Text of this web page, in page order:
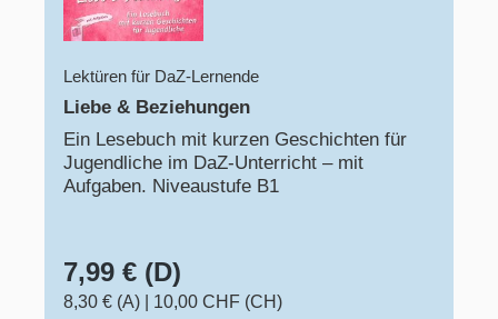
Lektüren für DaZ-Lernende
Liebe & Beziehungen
Ein Lesebuch mit kurzen Geschichten für
Jugendliche im DaZ-Unterricht – mit
Aufgaben. Niveaustufe B1
7,99 € (D)
8,30 € (A)
10,00 CHF (CH)